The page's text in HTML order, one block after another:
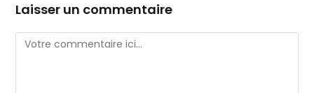
Laisser un commentaire